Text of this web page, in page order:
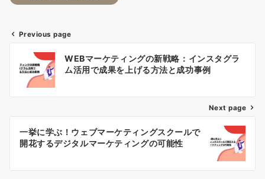
稿
ゲ
ー
シ
Previous page
WEBマーケティングの新戦略：インスタグラ
ム活用で成果を上げる方法と成功事例
Next page
一挙に学ぶ！ウェブマーケティングスクールで
開花するデジタルマーケティングの可能性